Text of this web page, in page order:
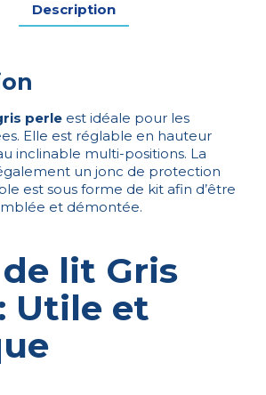
Description
perle est idéale pour les
Elle est réglable en hauteur
inclinable multi-positions. La
un jonc de protection
est sous forme de kit afin d’être
et démontée.
lit Gris
Utile et